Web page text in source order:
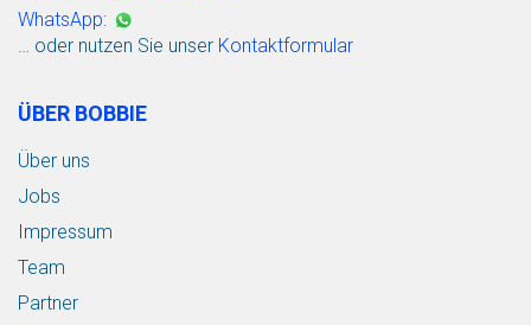
WhatsApp:
… oder nutzen Sie unser Kontaktformular
ÜBER BOBBIE
Über uns
Jobs
Impressum
Team
Partner